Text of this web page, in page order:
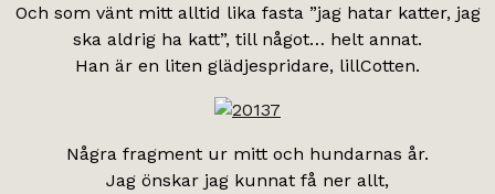
Och som vänt mitt alltid lika fasta ”jag hatar katter, jag
ska aldrig ha katt”, till något… helt annat.
Han är en liten glädjespridare, lillCotten.
Några fragment ur mitt och hundarnas år.
Jag önskar jag kunnat få ner allt,